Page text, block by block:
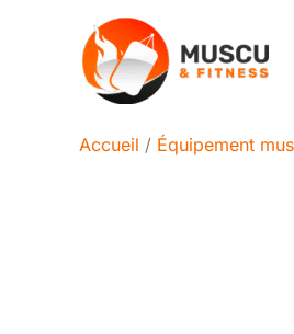
Accueil Équipement